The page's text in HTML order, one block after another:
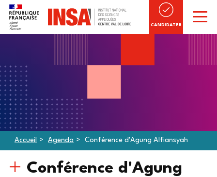
CANDIDATER
Accueil Agenda Conférence d'Agung Alfiansyah
Conférence d'Agung